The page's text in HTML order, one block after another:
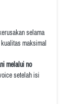
selama
maksimal
melalui no
setelah isi